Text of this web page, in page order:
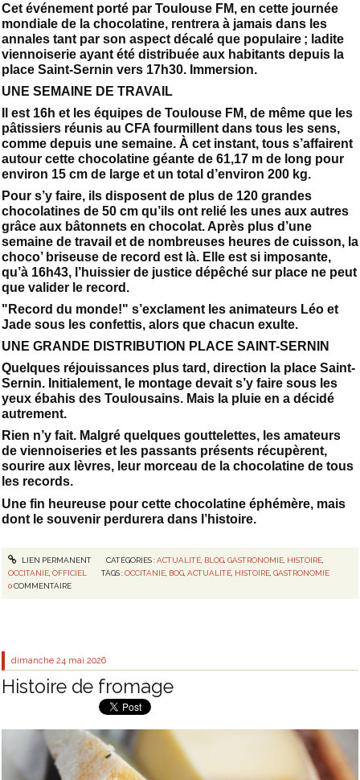
Cet événement porté par Toulouse FM, en cette journée
mondiale de la chocolatine, rentrera à jamais dans les
annales tant par son aspect décalé que populaire ; ladite
viennoiserie ayant été distribuée aux habitants depuis la
place Saint-Sernin vers 17h30. Immersion.
UNE SEMAINE DE TRAVAIL
Il est 16h et les équipes de Toulouse FM, de même que les
pâtissiers réunis au CFA fourmillent dans tous les sens,
comme depuis une semaine. À cet instant, tous s’affairent
autour cette chocolatine géante de 61,17 m de long pour
environ 15 cm de large et un total d’environ 200 kg.
Pour s’y faire, ils disposent de plus de 120 grandes
chocolatines de 50 cm qu’ils ont relié les unes aux autres
grâce aux bâtonnets en chocolat. Après plus d’une
semaine de travail et de nombreuses heures de cuisson, la
choco’ briseuse de record est là. Elle est si imposante,
qu’à 16h43, l’huissier de justice dépêché sur place ne peut
que valider le record.
"Record du monde!" s’exclament les animateurs Léo et
Jade sous les confettis, alors que chacun exulte.
UNE GRANDE DISTRIBUTION PLACE SAINT-SERNIN
Quelques réjouissances plus tard, direction la place Saint-
Sernin. Initialement, le montage devait s’y faire sous les
yeux ébahis des Toulousains. Mais la pluie en a décidé
autrement.
Rien n’y fait. Malgré quelques gouttelettes, les amateurs
de viennoiseries et les passants présents récupèrent,
sourire aux lèvres, leur morceau de la chocolatine de tous
les records.
Une fin heureuse pour cette chocolatine éphémère, mais
dont le souvenir perdurera dans l’histoire.
LIEN PERMANENT CATÉGORIES :ACTUALITÉ, BLOG, GASTRONOMIE, HISTOIRE,
OCCITANIE ,OFFICIEL TAGS :OCCITANIE BOG ,ACTUALITÉ HISTOIRE ,GASTRONOMIE
0COMMENTAIRE
dimanche 24 mai 2026
Histoire de fromage